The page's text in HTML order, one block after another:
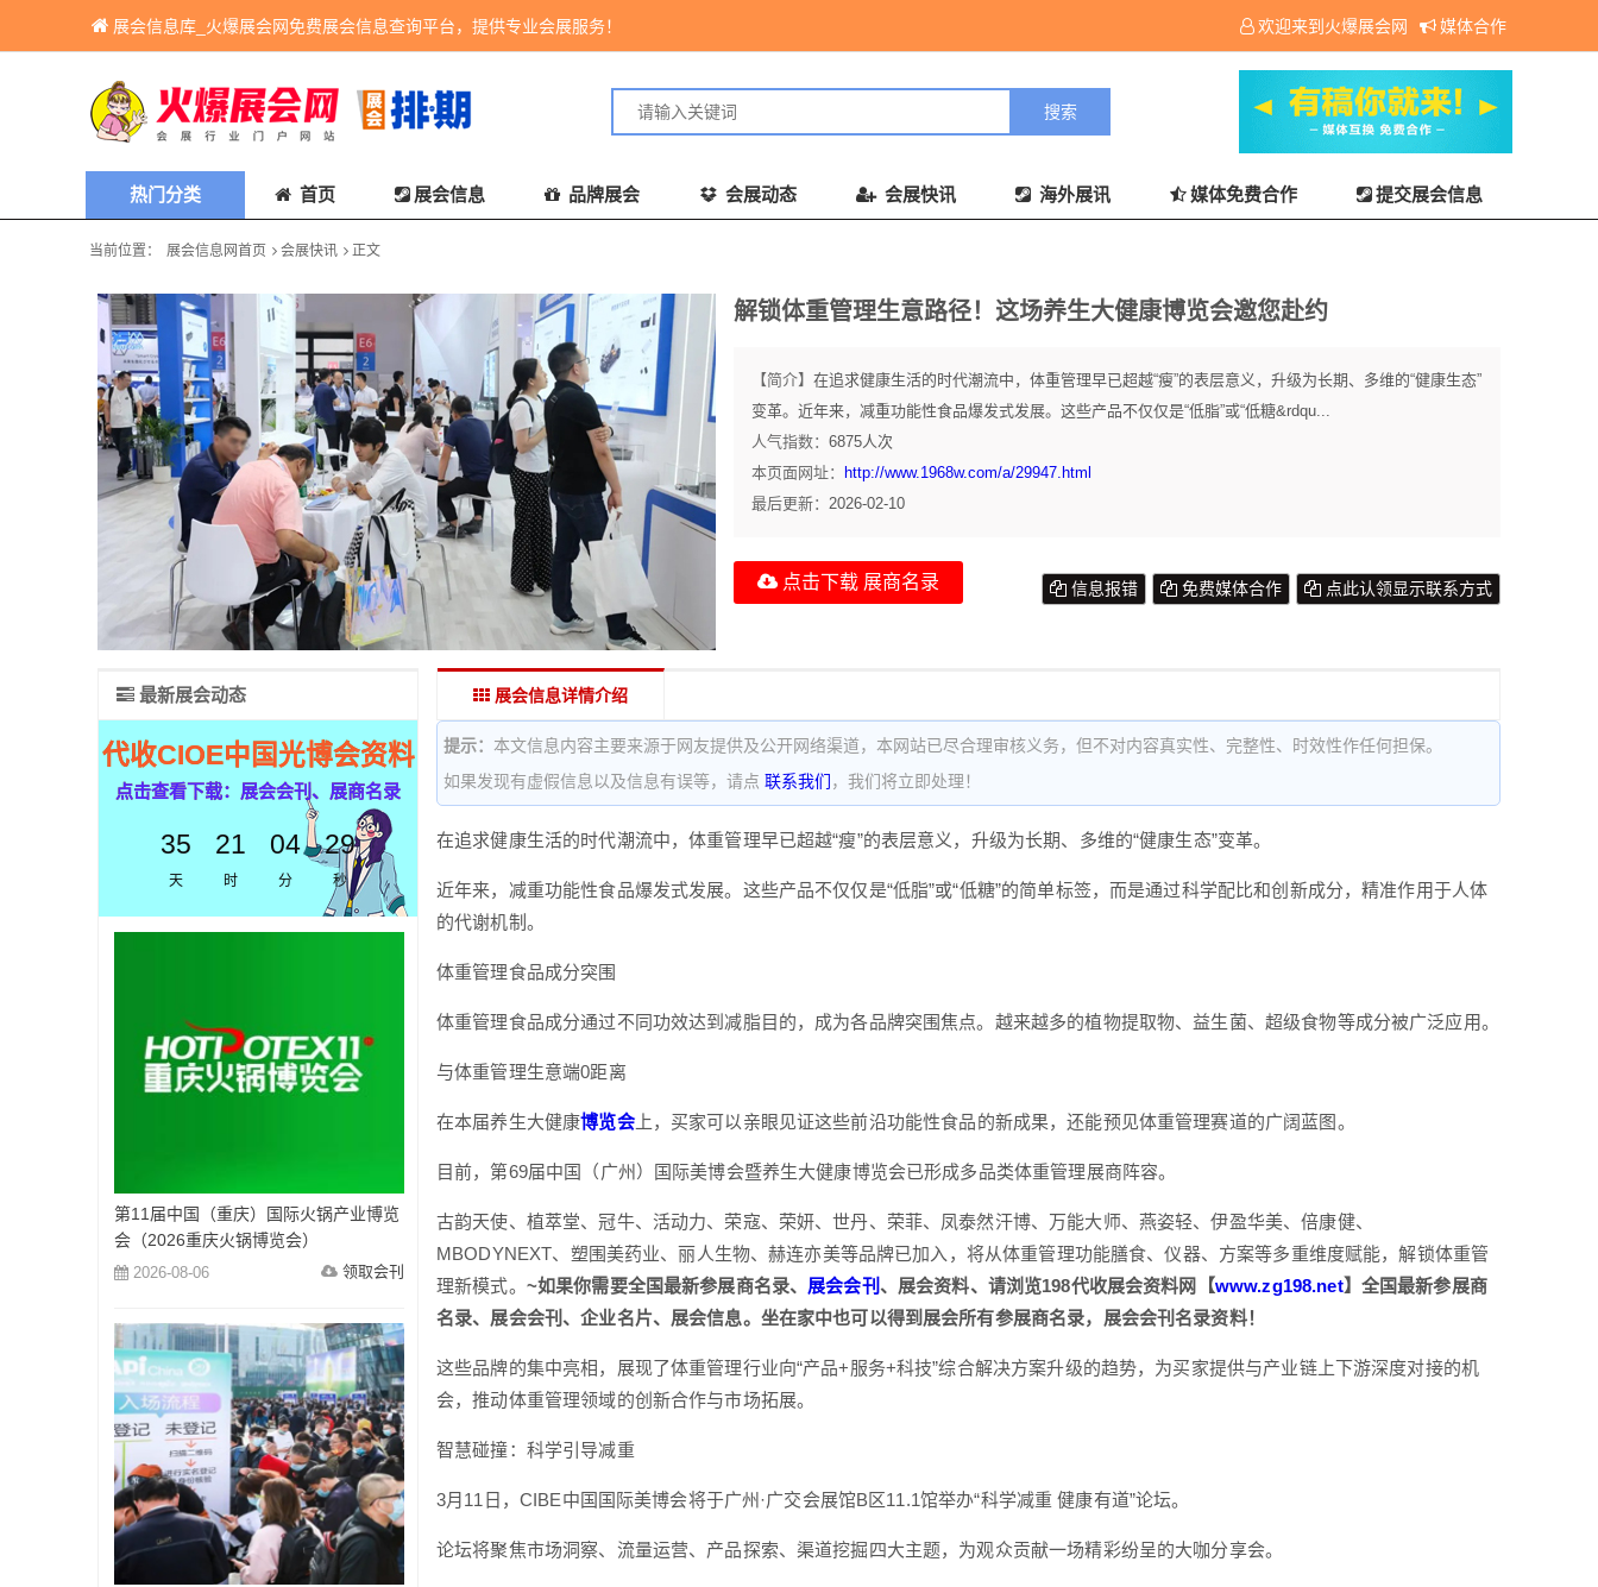
展会信息库_火爆展会网免费展会信息查询平台，提供专业会展服务！ 欢迎来到火爆展会网 媒体合作
热门分类 首页 展会信息 品牌展会 会展动态 会展快讯 海外展讯 媒体免费合作 提交展会信息
当前位置： 展会信息网首页 会展快讯 正文
解锁体重管理生意路径！这场养生大健康博览会邀您赴约
【简介】 在追求健康生活的时代潮流中，体重管理早已超越“瘦”的表层意义，升级为长期、多维的“健康生态”
变革。近年来，减重功能性食品爆发式发展。这些产品不仅仅是“低脂”或“低糖&rdqu...
人气指数： 6875人次
本页面网址：
http://www.1968w.com/a/29947.html
最后更新： 2026-02-10
点击下载 展商名录 点此认领显示联系方式
免费媒体合作
信息报错
展会信息详情介绍
提示： 本文信息内容主要来源于网友提供及公开网络渠道，本网站已尽合理审核义务，但不对内容真实性、完整性、时效性作任何担保。
如果发现有虚假信息以及信息有误等，请点 联系我们 ，我们将立即处理！
在追求健康生活的时代潮流中，体重管理早已超越“瘦”的表层意义，升级为长期、多维的“健康生态”变革。
近年来，减重功能性食品爆发式发展。这些产品不仅仅是“低脂”或“低糖”的简单标签，而是通过科学配比和创新成分，精准作用于人体
的代谢机制。
体重管理食品成分突围
体重管理食品成分通过不同功效达到减脂目的，成为各品牌突围焦点。越来越多的植物提取物、益生菌、超级食物等成分被广泛应用。
与体重管理生意端0距离
在本届养生大健康博览会上，买家可以亲眼见证这些前沿功能性食品的新成果，还能预见体重管理赛道的广阔蓝图。
目前，第69届中国（广州）国际美博会暨养生大健康博览会已形成多品类体重管理展商阵容。
古韵天使、植萃堂、冠牛、活动力、荣寇、荣妍、世丹、荣菲、凤泰然汗博、万能大师、燕姿轻、伊盈华美、倍康健、
MBODYNEXT、塑围美药业、丽人生物、赫连亦美等品牌已加入，将从体重管理功能膳食、仪器、方案等多重维度赋能，解锁体重管
理新模式。 ~如果你需要全国最新参展商名录、 展会会刊 、展会资料、请浏览198代收展会资料网【www.zg198.net】全国最新参展商
名录、展会会刊、企业名片、展会信息。坐在家中也可以得到展会所有参展商名录，展会会刊名录资料！
这些品牌的集中亮相，展现了体重管理行业向“产品+服务+科技”综合解决方案升级的趋势，为买家提供与产业链上下游深度对接的机
会，推动体重管理领域的创新合作与市场拓展。
智慧碰撞：科学引导减重
3月11日，CIBE中国国际美博会将于广州·广交会展馆B区11.1馆举办“科学减重 健康有道”论坛。
论坛将聚焦市场洞察、流量运营、产品探索、渠道挖掘四大主题，为观众贡献一场精彩纷呈的大咖分享会。
最新展会动态
代收CIOE中国光博会资料
点击查看下载：展会会刊、展商名录
35
天
21
时
04
分
29
秒
第11届中国（重庆）国际火锅产业博览
会（2026重庆火锅博览会）
2026-08-06 领取会刊